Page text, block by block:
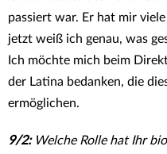
passiert war. Er hat mir
jetzt weiß ich genau, was
Ich möchte mich beim
der Latina bedanken, die
ermöglichen.
9/2: Welche Rolle hat Ihr